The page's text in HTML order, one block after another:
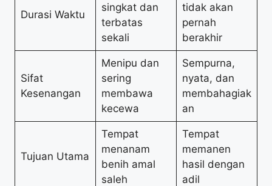
Durasi Waktu
singkat dan
terbatas
sekali
tidak akan
pernah
berakhir
Sifat
Kesenangan
Menipu dan
sering
membawa
kecewa
Sempurna,
nyata, dan
membahagiak
an
Tujuan Utama
Tempat
menanam
benih amal
saleh
Tempat
memanen
hasil dengan
adil